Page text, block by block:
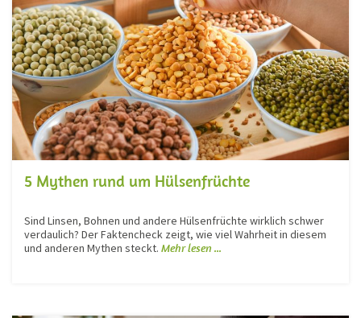
5 Mythen rund um Hülsenfrüchte
Sind Linsen, Bohnen und andere Hülsenfrüchte wirklich schwer
verdaulich? Der Faktencheck zeigt, wie viel Wahrheit in diesem
und anderen Mythen steckt. Mehr lesen ...